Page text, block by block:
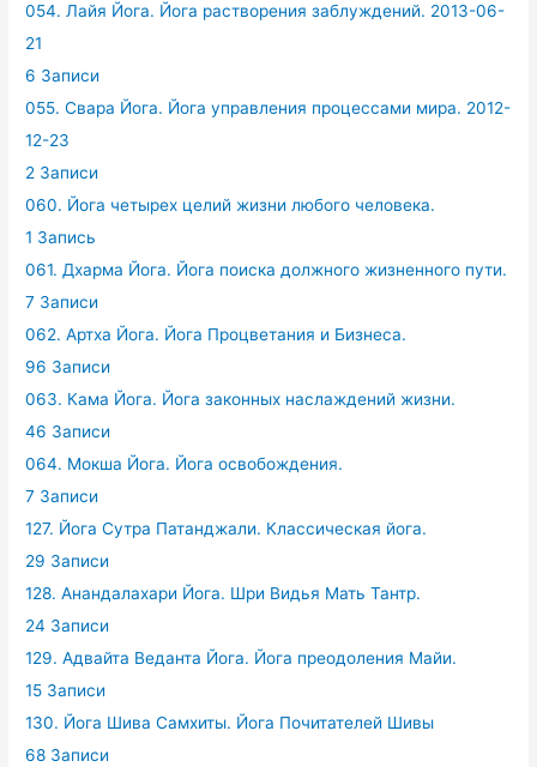
054. Лайя Йога. Йога растворения заблуждений. 2013-06-
21
6 Записи
055. Свара Йога. Йога управления процессами мира. 2012-
12-23
2 Записи
060. Йога четырех целий жизни любого человека.
1 Запись
061. Дхарма Йога. Йога поиска должного жизненного пути.
7 Записи
062. Артха Йога. Йога Процветания и Бизнеса.
96 Записи
063. Кама Йога. Йога законных наслаждений жизни.
46 Записи
064. Мокша Йога. Йога освобождения.
7 Записи
127. Йога Сутра Патанджали. Классическая йога.
29 Записи
128. Анандалахари Йога. Шри Видья Мать Тантр.
24 Записи
129. Адвайта Веданта Йога. Йога преодоления Майи.
15 Записи
130. Йога Шива Самхиты. Йога Почитателей Шивы
68 Записи